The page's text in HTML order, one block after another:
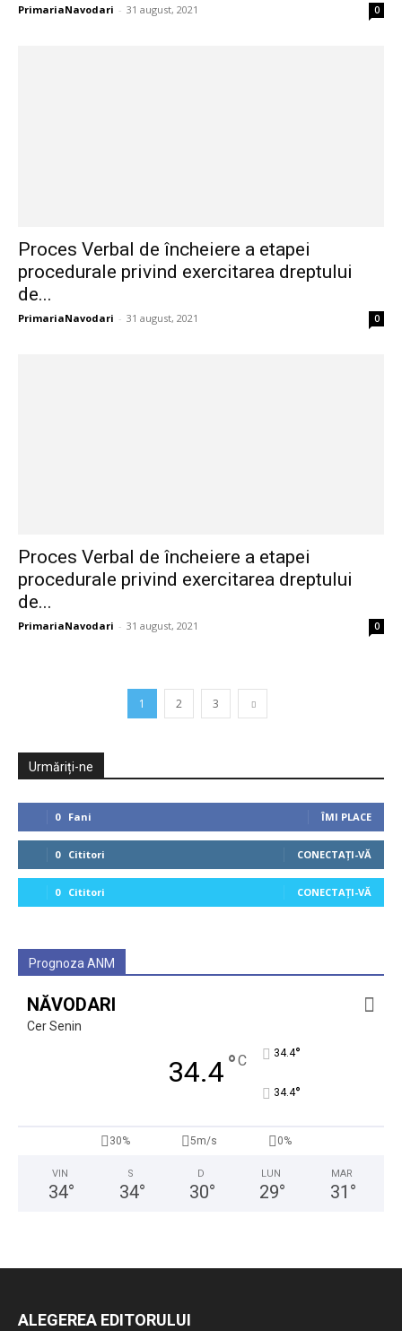
PrimariaNavodari - 31 august, 2021 0
Proces Verbal de încheiere a etapei
procedurale privind exercitarea dreptului
de...
PrimariaNavodari - 31 august, 2021 0
Proces Verbal de încheiere a etapei
procedurale privind exercitarea dreptului
de...
PrimariaNavodari - 31 august, 2021 0
1 2 3
Urmăriți-ne
0 Fani ÎMI PLACE
0 Cititori CONECTAȚI-VĂ
0 Cititori CONECTAȚI-VĂ
Prognoza ANM
NĂVODARI
Cer Senin
34.4°C 34.4°
34.4°
30% 5m/s 0%
VIN
34°
S
34°
D
30°
LUN
29°
MAR
31 °
ALEGEREA EDITORULUI